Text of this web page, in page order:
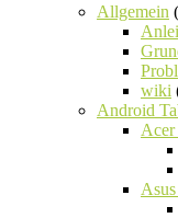
Allgemein
wiki
Android